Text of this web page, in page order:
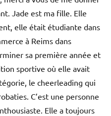
Jade est ma fille. Elle
elle était étudiante dans
à Reims dans
sa première année et
sportive où elle avait
le cheerleading qui
C’est une personne
Elle a toujours